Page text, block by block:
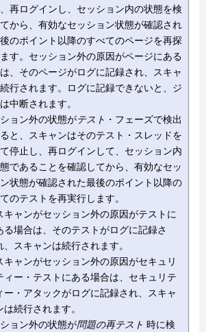
再ログインし、セッション内の状態を検
から、有効なセッション状態が確認され
のポイント以降のすべてのページを再探
す。セッション外の原因がページにある
、そのページがログに記録され、スキャ
行されます。ログに記録できないと、ジ
中断されます。
ョン外の状態がテスト ・フェーズで検出
と、スキャンはそのテスト・スレッドを
停止し、再ログインして、セッション内
であることを確認してから、有効なセッ
状態が確認された最後のポイント以降の
のテストを再実行します。
キャンがセッション外の原因がテストに
る場合は、そのテストがログに記録さ
、スキャンは続行されます。
キャンがセッション外の原因がセキュリ
ィー・テストにある場合は、セキュリテ
ー・アタックがログに記録され、スキャ
は続行されます。
ョン外の状態が問題の再テスト 時に検